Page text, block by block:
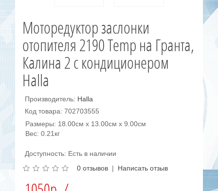
Моторедуктор заслонки
отопителя 2190 Temp на Гранта,
Калина 2 с кондиционером
Halla
Производитель: Halla
Код товара: 702703555
Размеры: 18.00см x 13.00см x 9.00см
Вес: 0.21кг
Доступность: Есть в наличии
0 отзывов | Написать отзыв